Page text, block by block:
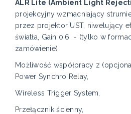
ALR Lite (Ambient Light
projekcyjny wzmacniający
przez projektor UST, niwelujący
światła, Gain 0.6
- (tylko w
zamówienie)
Możliwość współpracy z
Power Synchro Relay,
Wireless Trigger System,
Przełącznik ścienny,